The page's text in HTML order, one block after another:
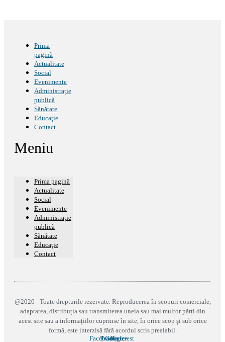
Prima
pagină
Actualitate
Social
Evenimente
Administrație
publică
Sănătate
Educaţie
Contact
Meniu
Prima pagină
Actualitate
Social
Evenimente
Administrație
publică
Sănătate
Educaţie
Contact
@2020 - Toate drepturile rezervate. Reproducerea în scopuri comerciale,
adaptarea, distribuția sau transmiterea uneia sau mai multor părți din
acest site sau a informațiilor cuprinse în site, în orice scop și sub orice
formă, este interzisă fără acordul scris prealabil.
Facebook
Twitter
Google-
Pinterest